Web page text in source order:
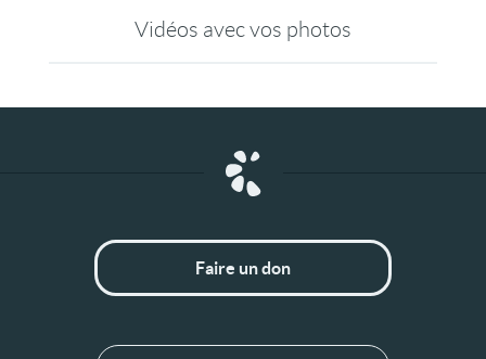
Vidéos avec vos photos
Faire un don